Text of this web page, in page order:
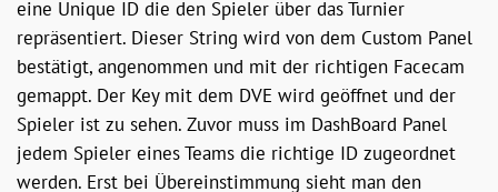
eine Unique ID die den Spieler über das Turnier
repräsentiert. Dieser String wird von dem Custom Panel
bestätigt, angenommen und mit der richtigen Facecam
gemappt. Der Key mit dem DVE wird geöffnet und der
Spieler ist zu sehen. Zuvor muss im DashBoard Panel
jedem Spieler eines Teams die richtige ID zugeordnet
werden. Erst bei Übereinstimmung sieht man den